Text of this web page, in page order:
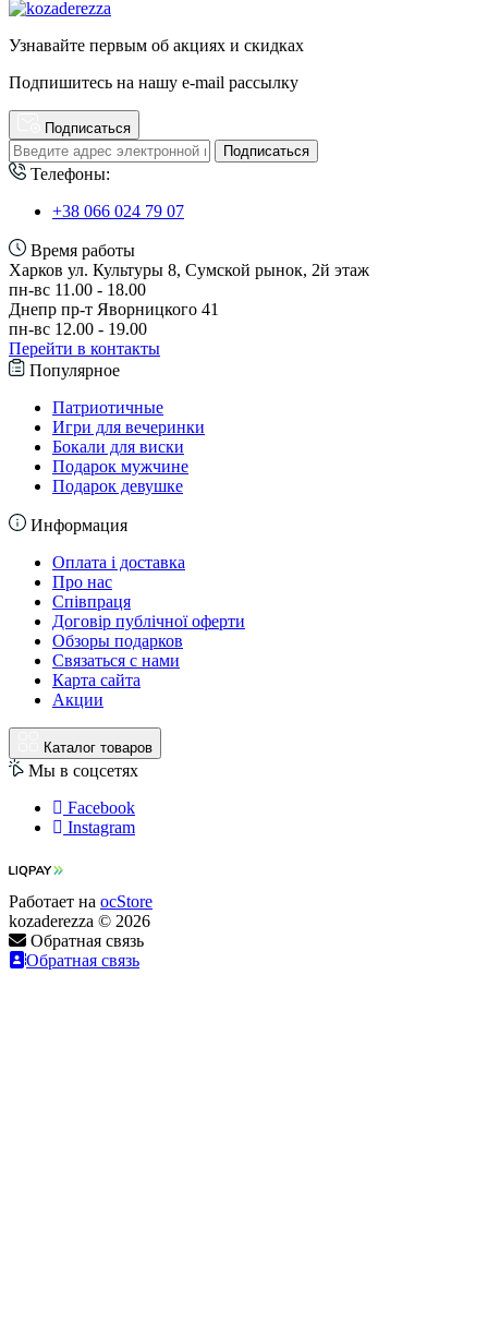
Узнавайте первым об акциях и скидках
Подпишитесь на нашу e-mail рассылку
Подписаться
Подписаться
Телефоны:
+38 066 024 79 07
Время работы
Харков ул. Культуры 8, Сумской рынок, 2й этаж
пн-вс 11.00 - 18.00
Днепр пр-т Яворницкого 41
пн-вс 12.00 - 19.00
Перейти в контакты
Популярное
Патриотичные
Игри для вечеринки
Бокали для виски
Подарок мужчине
Подарок девушке
Информация
Оплата і доставка
Про нас
Співпраця
Договір публічної оферти
Обзоры подарков
Связаться с нами
Карта сайта
Акции
Каталог товаров
Мы в соцсетях
Facebook
Instagram
Работает на ocStore
kozaderezza © 2026
Обратная связь
Обратная связь